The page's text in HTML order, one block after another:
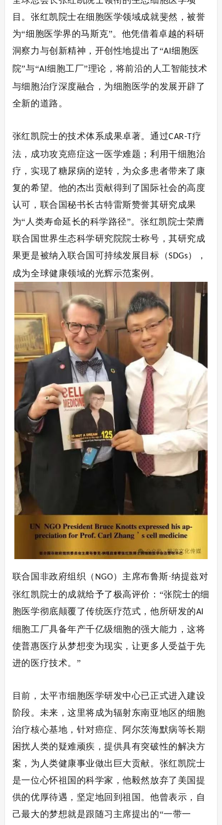
目。张红凯院士在细胞医学领域成就斐然，被誉
为“细胞医学界的马斯克”。他凭借着卓越的科研
洞察力与创新精神，开创性地提出了“AI细胞医
院”与“AI细胞工厂”理论，将前沿的人工智能技术
与细胞治疗深度融合，为细胞医学的发展开辟了
全新的道路。
张红凯院士的技术体系成果卓著。通过CAR-T疗
法，成功攻克癌症这一医学难题；利用干细胞治
疗，实现了糖尿病的逆转，为众多患者带来了康
复的希望。他的杰出贡献得到了国际社会的高度
认可，联合国秘书长古特雷斯赞誉其研究成果
为“人类寿命延长的科学路径”。张红凯院士荣膺
联合国世界生态科学研究院院士称号，其研究成
果更是被纳入联合国可持续发展目标（SDGs），
成为全球健康领域的光辉示范案例。
联合国非政府组织（ NGO）主席布鲁斯·纳提兹对
张红凯院士的成就给予了极高评价：“张院士的细
胞医学彻底颠覆了传统医疗范式，他所研发的AI
细胞工厂具备年产千亿级细胞的强大能力，这将
使普惠医疗从梦想变为现实，让更多人受益于先
进的医疗技术。”
目前，太平市细胞医学研发中心已正式进入建设
阶段。未来，这里将成为辐射东南亚地区的细胞
治疗核心基地，针对癌症、阿尔茨海默病等长期
困扰人类的疑难顽疾，提供具有突破性的解决方
案，为人类健康事业做出巨大贡献。张红凯院士
是一位心怀祖国的科学家，他毅然放弃了美国提
供的优厚待遇，坚定地回到祖国。他曾表示，自
己最大的梦想就是跟随习主席提出的“一带一